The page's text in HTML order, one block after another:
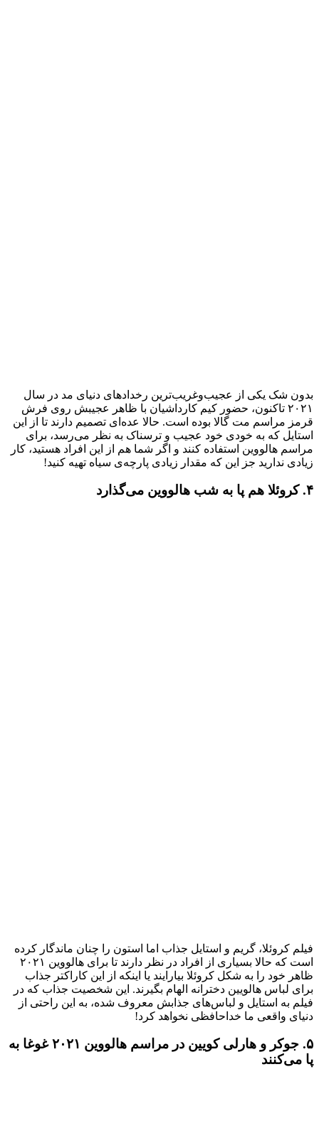
بدون شک یکی از عجیب‌وغریب‌ترین رخدادهای دنیای مد در سال
۲۰۲۱ تاکنون، حضور کیم کارداشیان با ظاهر عجیبش روی فرش
قرمز مراسم مت گالا بوده است. حالا عده‌ای تصمیم دارند تا از این
استایل که به خودی خود عجیب و ترسناک به نظر می‌رسد، برای
مراسم هالووین استفاده کنند و اگر شما هم از این افراد هستید، کار
زیادی ندارید جز این که مقدار زیادی پارچه‌ی سیاه تهیه کنید!
۴. کروئلا هم پا به شب هالووین می‌گذارد
فیلم کروئلا، گریم و استایل جذاب اما استون را چنان ماندگار کرده
است که حالا بسیاری از افراد در نظر دارند تا برای هالووین ۲۰۲۱
ظاهر خود را به شکل کروئلا بیارایند یا اینکه از این کاراکتر جذاب
برای لباس هالویین دخترانه الهام بگیرند. این شخصیت جذاب که در
فیلم به استایل و لباس‌های جذابش معروف شده، به این راحتی از
دنیای واقعی ما خداحافظی نخواهد کرد!
۵. جوکر و هارلی کویین در مراسم هالووین ۲۰۲۱ غوغا به
پا می‌کنند